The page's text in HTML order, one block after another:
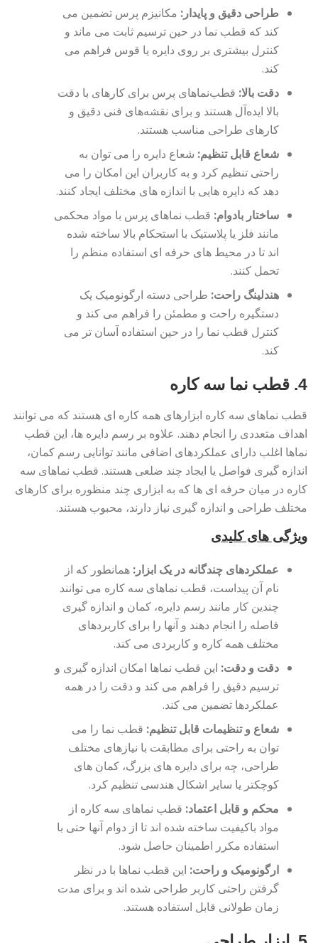
طراحی دقیق و پایدار: مکانیزم پرس تضمین می
کند که قطب نما در حین ترسیم ثابت می ماند و
کنترل بیشتری بر روی دایره یا قوس فراهم می
کند.
دقت بالا: قطب‌نماهای پرس برای کارهای با دقت
بالا ایده‌آل هستند و برای نقشه‌های فنی دقیق و
کارهای طراحی مناسب هستند.
شعاع قابل تنظیم: شعاع دایره را می توان به
راحتی تنظیم کرد و به کاربران این امکان را می
دهد که دایره هایی با اندازه های مختلف ایجاد کنند.
ساختار بادوام: قطب نماهای پرس با مواد محکمی
مانند فلز یا پلاستیک با استحکام بالا ساخته شده
اند تا در محیط های حرفه ای استفاده منظم را
تحمل کنند.
هندلینگ راحت: طراحی دسته ارگونومیک یک
دستگیره راحت و مطمئن را فراهم می کند و
کنترل قطب نما را در حین استفاده آسان تر می
کند.
4. قطب نما سه کاره
قطب نماهای سه کاره ابزارهای همه کاره ای هستند که می توانند
اهداف متعددی را انجام دهند. علاوه بر رسم دایره ها، این قطب
نماها اغلب دارای عملکردهای اضافی مانند توانایی رسم کمان،
اندازه گیری فواصل یا ایجاد چند ضلعی هستند. قطب نماهای سه
کاره در میان حرفه ای ها که به ابزاری چند منظوره برای کارهای
مختلف طراحی و اندازه گیری نیاز دارند، محبوب هستند.
ویژگی های کلیدی
عملکردهای چندگانه در یک ابزار: همانطور که از
نام آن پیداست، قطب نماهای سه کاره می توانند
چندین کار مانند رسم دایره، کمان و اندازه گیری
فاصله را انجام دهند و آنها را برای کاربردهای
مختلف همه کاره و کاربردی می کند.
دقت و دقت: این قطب نماها امکان اندازه گیری و
ترسیم دقیق را فراهم می کند و دقت را در همه
عملکردها تضمین می کند.
شعاع و تنظیمات قابل تنظیم: قطب نما را می
توان به راحتی برای مطابقت با نیازهای مختلف
طراحی، چه برای دایره های بزرگ، کمان های
کوچکتر یا سایر اشکال هندسی تنظیم کرد.
محکم و قابل اعتماد: قطب نماهای سه کاره از
مواد باکیفیت ساخته شده اند تا از دوام آنها حتی با
استفاده مکرر اطمینان حاصل شود.
ارگونومیک و راحت: این قطب نماها با در نظر
گرفتن راحتی کاربر طراحی شده اند و برای مدت
زمان طولانی قابل استفاده هستند.